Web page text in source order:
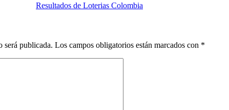
Resultados de Loterias Colombia
será publicada. Los campos obligatorios están marcados con *